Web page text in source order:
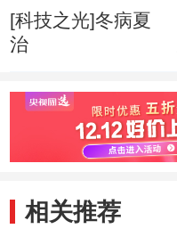
[科技之光]冬病夏
治
相关推荐